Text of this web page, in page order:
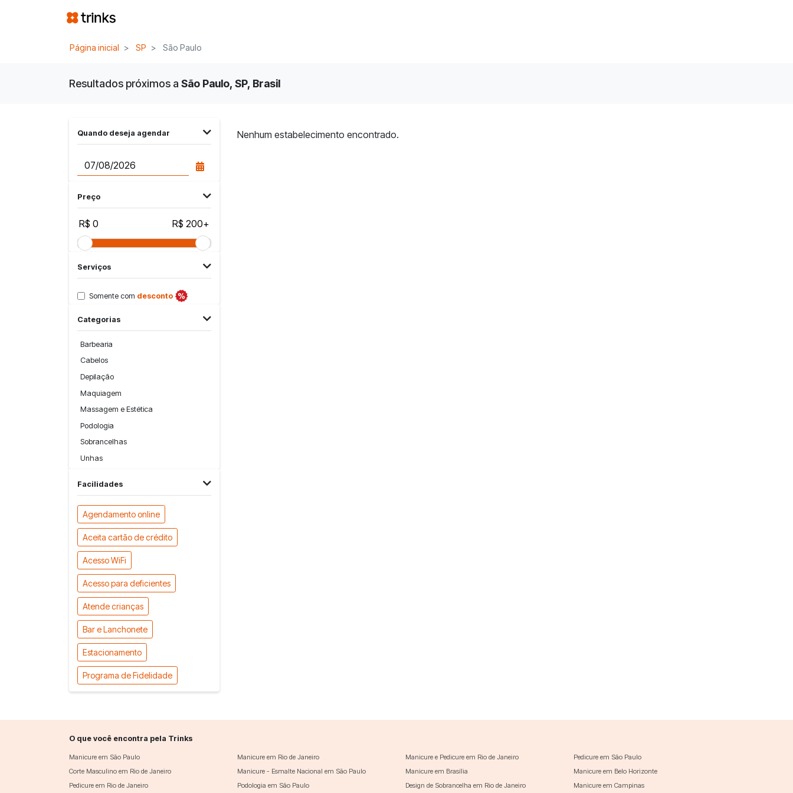
Página inicial SP São Paulo
Resultados próximos a São Paulo, SP, Brasil
Quando deseja agendar
Preço
R$ 0 R$ 200+
Serviços
Somente com desconto
Categorias
Barbearia
Cabelos
Depilação
Maquiagem
Massagem e Estética
Podologia
Sobrancelhas
Unhas
Facilidades
Agendamento online
Aceita cartão de crédito
Acesso WiFi
Acesso para deficientes
Atende crianças
Bar e Lanchonete
Estacionamento
Programa de Fidelidade
Nenhum estabelecimento encontrado.
O que você encontra pela Trinks
Manicure em São Paulo Manicure em Rio de Janeiro Manicure e Pedicure em Rio de Janeiro
Pedicure em São Paulo
Corte Masculino em Rio de Janeiro
Manicure - Esmalte Nacional em São Paulo Manicure em Brasília
Manicure em Belo Horizonte
Pedicure em Rio de Janeiro
Podologia em São Paulo Design de Sobrancelha em Rio de Janeiro Manicure em Campinas